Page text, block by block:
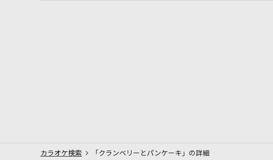
カラオケ検索 「クランベリーとパンケーキ」の詳細